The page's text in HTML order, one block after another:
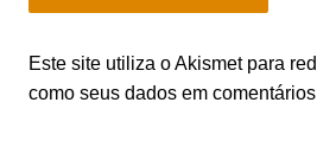
Este site utiliza o Akismet para
como seus dados em